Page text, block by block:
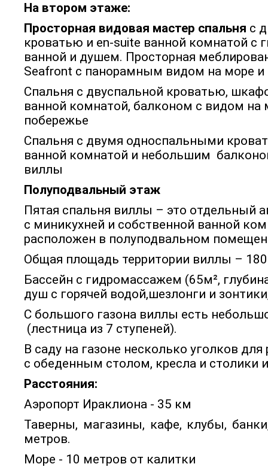
На втором этаже:
Просторная видовая мастер спальня с
кроватью и en-suite ванной комнатой c
ванной и душем. Просторная
Seafront с панорамным видом на море и
Спальня с двуспальной кроватью,
ванной комнатой, балконом с видом на
побережье
Спальня с двумя односпальными
ванной комнатой и небольшим
виллы
Полуподвальный этаж
Пятая спальня виллы – это отдельный
с миникухней и собственной ванной
расположен в полуподвальном
Общая площадь территории виллы –
Бассейн с гидромассажем (65м²,
душ с горячей водой,шезлонги и
С большого газона виллы есть
(лестница из 7 ступеней).
В саду на газоне несколько уголков для
с обеденным столом, кресла и столики
Расстояния:
Аэропорт Ираклиона - 35 км
Таверны, магазины, кафе, клубы,
метров.
Море - 10 метров от калитки